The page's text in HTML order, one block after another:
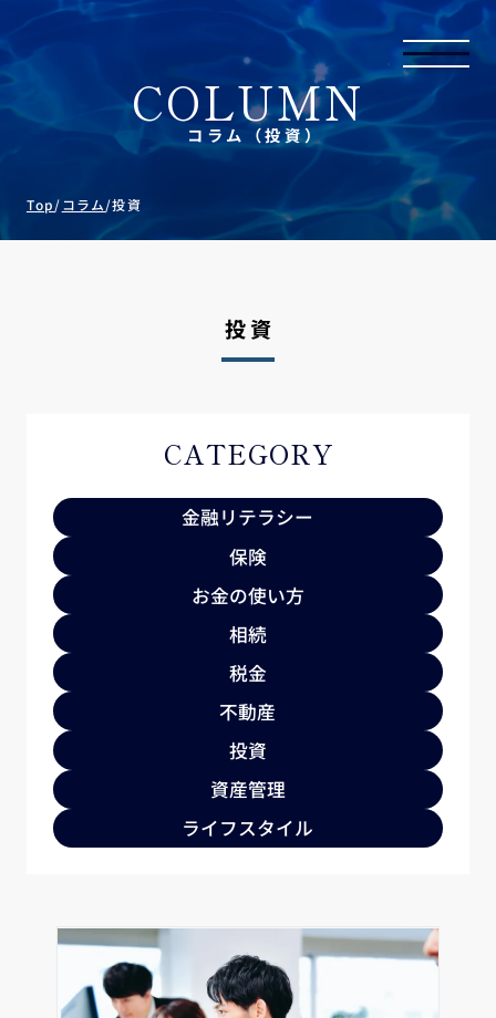
COLUMN
コラム（投資）
Top/コラム/投資
投資
CATEGORY
金融リテラシー
保険
お金の使い方
相続
税金
不動産
投資
資産管理
ライフスタイル